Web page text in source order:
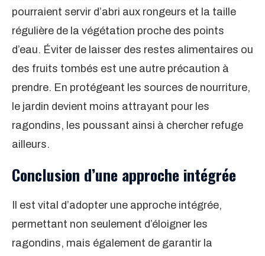
pourraient servir d’abri aux rongeurs et la taille
régulière de la végétation proche des points
d’eau. Éviter de laisser des restes alimentaires ou
des fruits tombés est une autre précaution à
prendre. En protégeant les sources de nourriture,
le jardin devient moins attrayant pour les
ragondins, les poussant ainsi à chercher refuge
ailleurs.
Conclusion d’une approche intégrée
Il est vital d’adopter une approche intégrée,
permettant non seulement d’éloigner les
ragondins, mais également de garantir la